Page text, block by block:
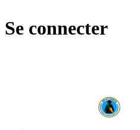
Se connecter